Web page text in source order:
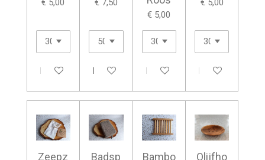
€ 5,00
In winkelwagen
€ 7,50
In winkelwagen
€ 5,00
In winkelwagen
€ 5,00
In winkelwagen
Zeepz Badsp Bambo Olijfho